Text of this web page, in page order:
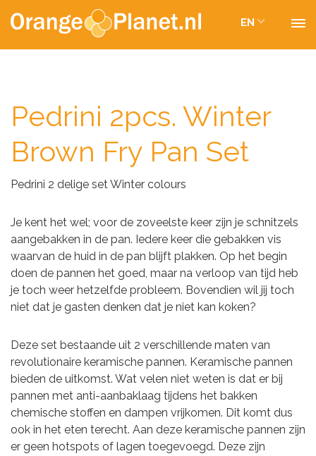
EN
Pedrini 2pcs. Winter
Brown Fry Pan Set
Pedrini 2 delige set Winter colours
Je kent het wel; voor de zoveelste keer zijn je schnitzels
aangebakken in de pan. Iedere keer die gebakken vis
waarvan de huid in de pan blijft plakken. Op het begin
doen de pannen het goed, maar na verloop van tijd heb
je toch weer hetzelfde probleem. Bovendien wil jij toch
niet dat je gasten denken dat je niet kan koken?
Deze set bestaande uit 2 verschillende maten van
revolutionaire keramische pannen. Keramische pannen
bieden de uitkomst. Wat velen niet weten is dat er bij
pannen met anti-aanbaklaag tijdens het bakken
chemische stoffen en dampen vrijkomen. Dit komt dus
ook in het eten terecht. Aan deze keramische pannen zijn
er geen hotspots of lagen toegevoegd. Deze zijn